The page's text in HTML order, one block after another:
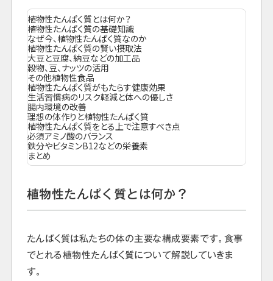
植物性たんぱく質とは何か？
植物性たんぱく質の基礎知識
なぜ今、植物性たんぱく質なのか
植物性たんぱく質の賢い摂取法
大豆と豆腐、納豆などの加工品
穀物、豆、ナッツの活用
その他植物性食品
植物性たんぱく質がもたらす健康効果
生活習慣病のリスク軽減と体への優しさ
腸内環境の改善
理想の体作りと植物性たんぱく質
植物性たんぱく質をとる上で注意すべき点
必須アミノ酸のバランス
鉄分やビタミンB12などの栄養素
まとめ
植物性たんぱく質とは何か？
たんぱく質は私たちの体の主要な構成要素です。食事
でとれる植物性たんぱく質について解説していきま
す。